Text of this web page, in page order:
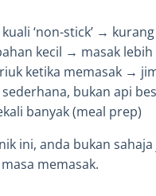
‘non-stick’ →
kecil → masak lebih
ketika memasak →
bukan api
banyak (meal prep)
ini, anda bukan
memasak.